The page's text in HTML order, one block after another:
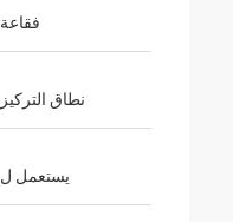
فقاعة
نطاق التركيز
يستعمل ل